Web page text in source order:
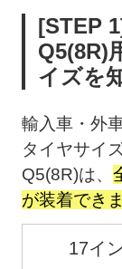
[STEP
Q5(8R)
イズを
輸入車・外
タイヤサイ
Q5(8R)は、
が装着でき
17イ